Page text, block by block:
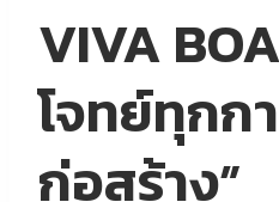
VIVA
โจทย์ทุกก
ก่อสร้าง”